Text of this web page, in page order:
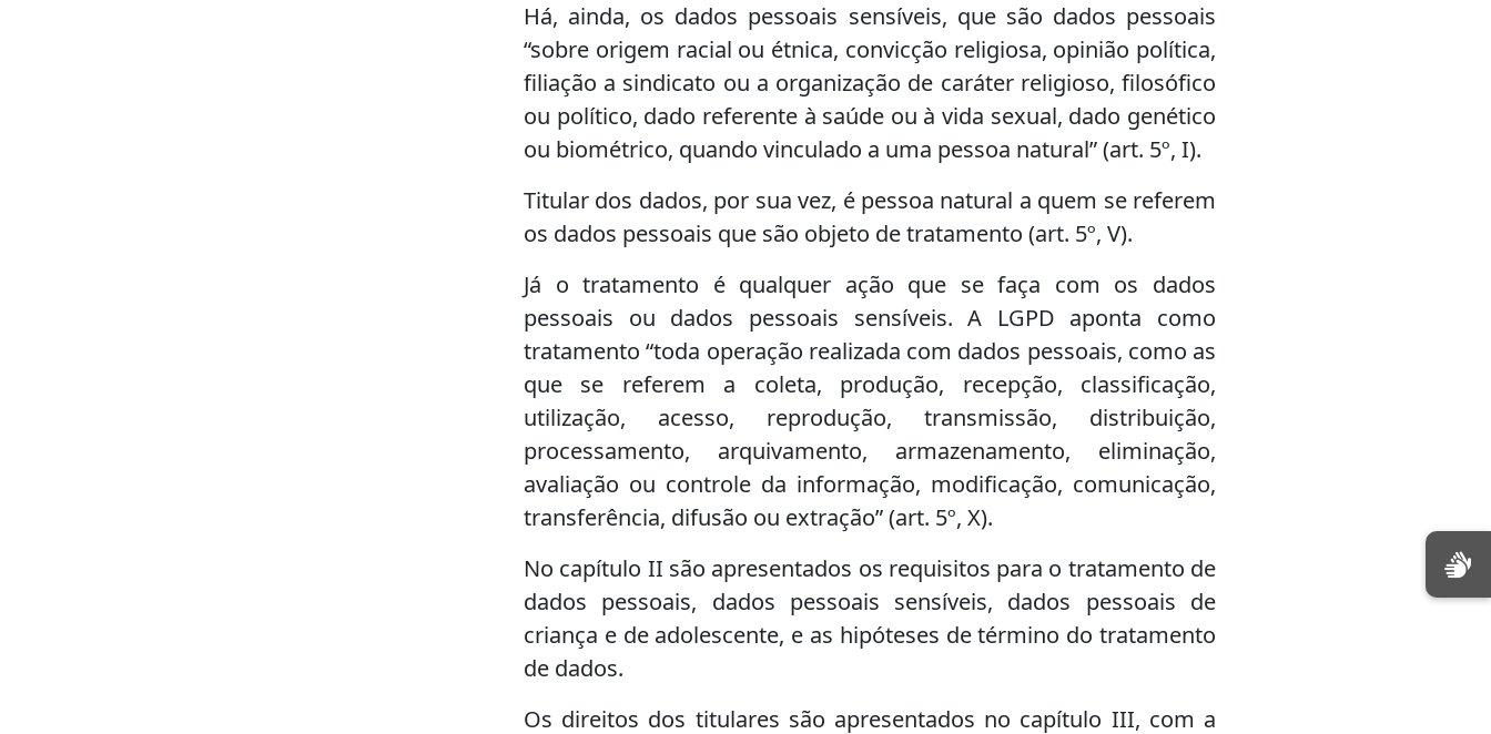
Há, ainda, os dados pessoais sensíveis, que são dados pessoais
“sobre origem racial ou étnica, convicção religiosa, opinião política,
filiação a sindicato ou a organização de caráter religioso, filosófico
ou político, dado referente à saúde ou à vida sexual, dado genético
ou biométrico, quando vinculado a uma pessoa natural” (art. 5º, I).
Titular dos dados, por sua vez, é pessoa natural a quem se referem
os dados pessoais que são objeto de tratamento (art. 5º, V).
Já o tratamento é qualquer ação que se faça com os dados
pessoais ou dados pessoais sensíveis. A LGPD aponta como
tratamento “toda operação realizada com dados pessoais, como as
que se referem a coleta, produção, recepção, classificação,
utilização, acesso, reprodução, transmissão, distribuição,
processamento, arquivamento, armazenamento, eliminação,
avaliação ou controle da informação, modificação, comunicação,
transferência, difusão ou extração” (art. 5º, X).
No capítulo II são apresentados os requisitos para o tratamento de
dados pessoais, dados pessoais sensíveis, dados pessoais de
criança e de adolescente, e as hipóteses de término do tratamento
de dados.
Os direitos dos titulares são apresentados no capítulo III, com a